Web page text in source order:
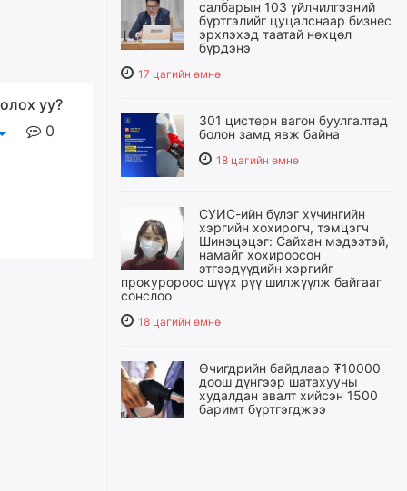
уу?
0
салбарын 103 үйлчилгээний
бүртгэлийг цуцалснаар бизнес
эрхлэхэд таатай нөхцөл
бүрдэнэ
17 цагийн өмнө
301 цистерн вагон буулгалтад
болон замд явж байна
18 цагийн өмнө
СУИС-ийн бүлэг хүчингийн
хэргийн хохирогч, тэмцэгч
Шинэцэцэг: Сайхан мэдээтэй,
намайг хохироосон
этгээдүүдийн хэргийг
прокуророос шүүх рүү шилжүүлж байгааг
сонслоо
18 цагийн өмнө
Өчигдрийн байдлаар ₮10000
доош дүнгээр шатахууны
худалдан авалт хийсэн 1500
баримт бүртгэгджээ